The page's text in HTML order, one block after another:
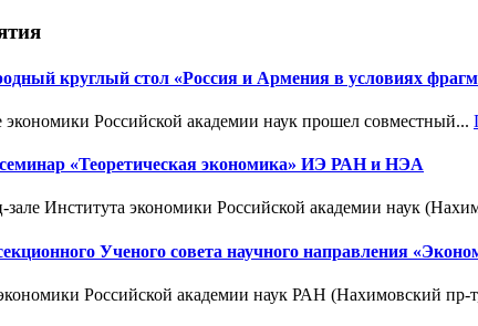
круглый стол «Россия и Армения в условиях
экономики Российской академии наук прошел совместный...
«Теоретическая экономика» ИЭ РАН и НЭА
зале Института экономики Российской академии наук
Ученого совета научного направления
Российской академии наук РАН (Нахимовский пр-